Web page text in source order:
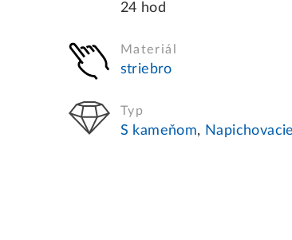
24 hod
Materiál
striebro
Typ
S kameňom,